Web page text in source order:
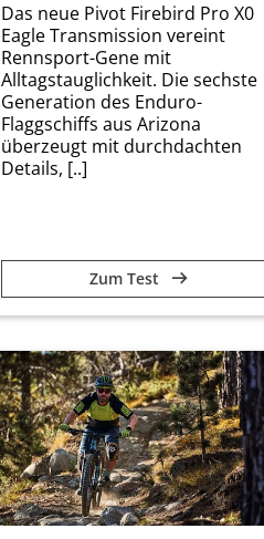
Das neue Pivot Firebird Pro X0
Eagle Transmission vereint
Rennsport-Gene mit
Alltagstauglichkeit. Die sechste
Generation des Enduro-
Flaggschiffs aus Arizona
überzeugt mit durchdachten
Details, [..]
Zum Test